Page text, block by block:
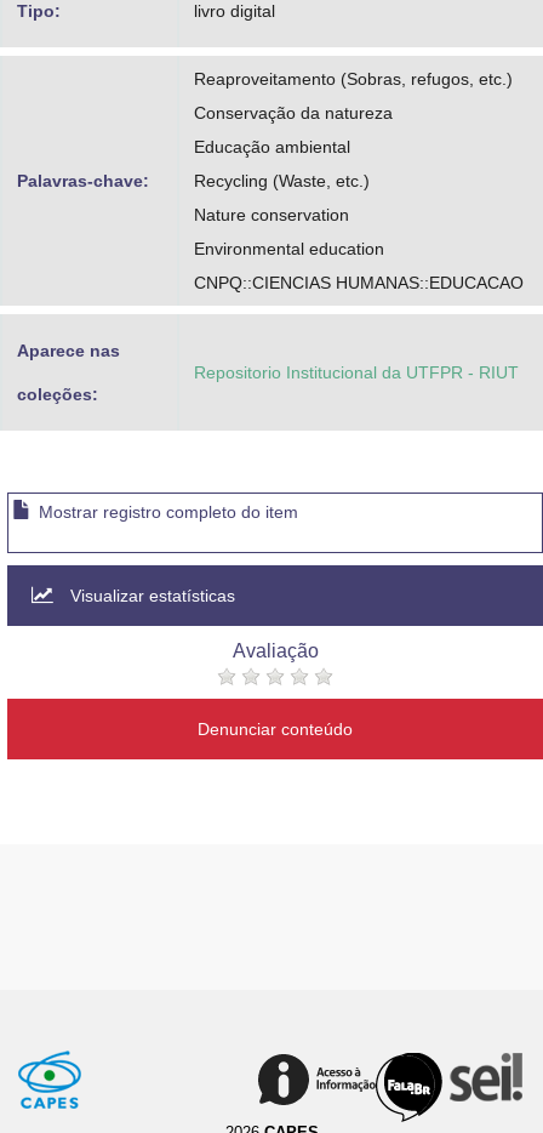
Tipo: livro digital
Palavras-chave:
Reaproveitamento (Sobras, refugos, etc.)
Conservação da natureza
Educação ambiental
Recycling (Waste, etc.)
Nature conservation
Environmental education
CNPQ::CIENCIAS HUMANAS::EDUCACAO
Aparece nas
coleções:
Repositorio Institucional da UTFPR - RIUT
Mostrar registro completo do item
Visualizar estatísticas
Avaliação
Denunciar conteúdo